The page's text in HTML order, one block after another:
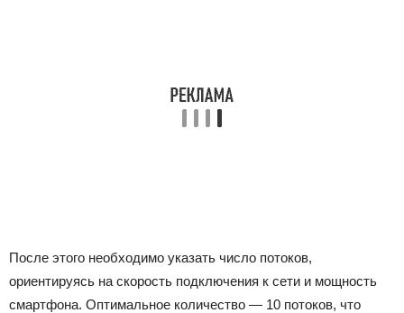
После этого необходимо указать число потоков,
ориентируясь на скорость подключения к сети и мощность
смартфона. Оптимальное количество — 10 потоков, что